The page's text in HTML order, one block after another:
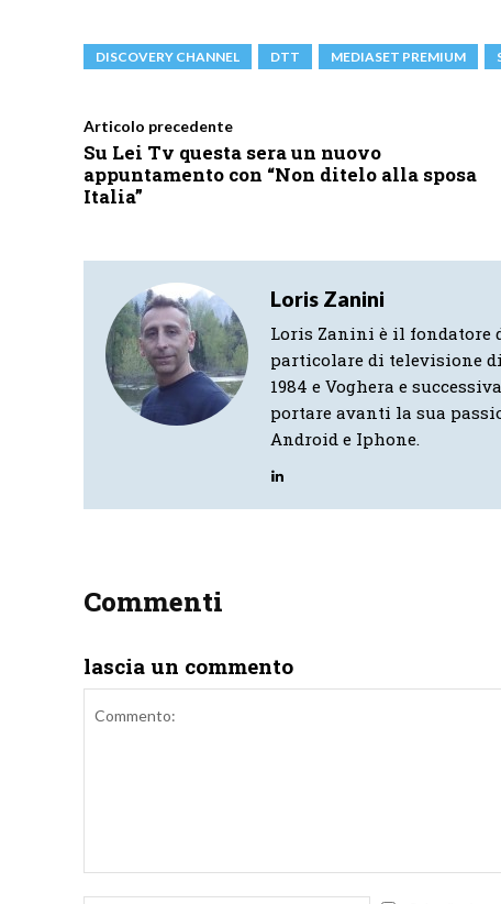
DISCOVERY CHANNEL DTT MEDIASET PREMIUM
Articolo precedente
Su Lei Tv questa sera un nuovo
appuntamento con “Non ditelo alla sposa
Italia”
Loris Zanini
Loris Zanini è il fondatore
particolare di televisione
1984 e Voghera e
portare avanti la sua
Android e Iphone.
Commenti
lascia un commento